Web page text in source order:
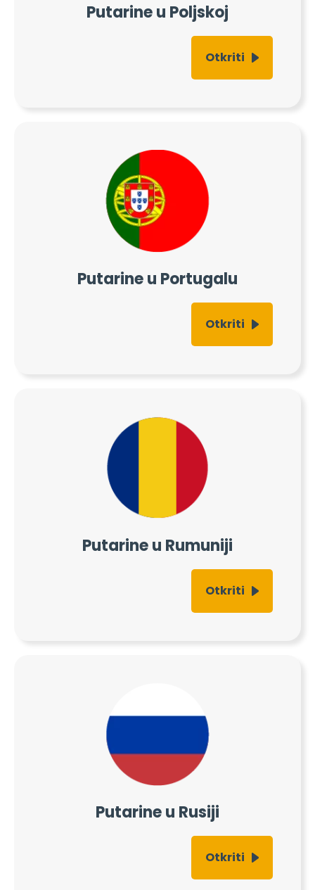
Putarine u Poljskoj
Otkriti
Putarine u Portugalu
Otkriti
Putarine u Rumuniji
Otkriti
Putarine u Rusiji
Otkriti